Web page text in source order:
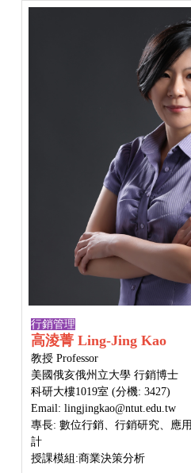
行銷管理
高淩菁 Ling-Jing Kao
教授Professor
美國俄亥俄州立大學 行銷博士
科研大樓1019室 (分機: 3427)
Email: lingjingkao@ntut.edu.tw
專長: 數位行銷、行銷研究、應
計
授課模組:商業決策分析